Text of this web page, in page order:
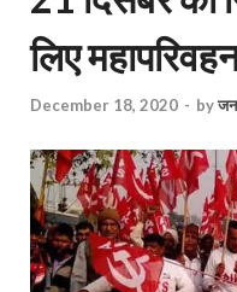
लिए
December 18, 2020 - by